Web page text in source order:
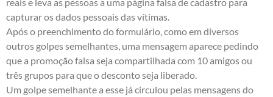
capturar os dados pessoais das vítimas.
Após o preenchimento do formulário, como em diversos
outros golpes semelhantes, uma mensagem aparece pedindo
que a promoção falsa seja compartilhada com 10 amigos ou
três grupos para que o desconto seja liberado.
Um golpe semelhante a esse já circulou pelas mensagens do